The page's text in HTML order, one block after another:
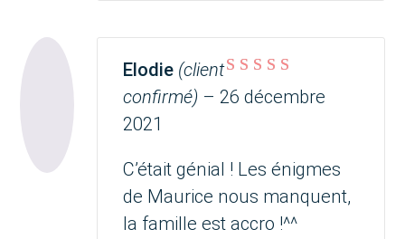
Note sur 5
Elodie (client
confirmé) – 26 décembre
2021
C’était génial ! Les énigmes
de Maurice nous manquent,
la famille est accro !^^